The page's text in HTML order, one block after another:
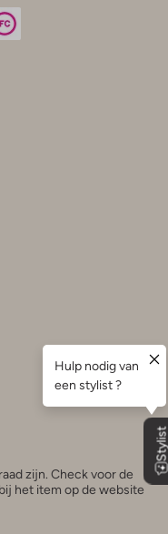
zijn. Check voor de
het item op de website